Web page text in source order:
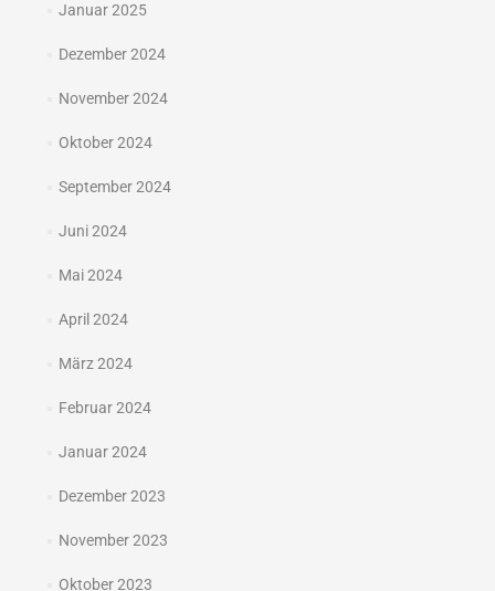
Januar 2025
Dezember 2024
November 2024
Oktober 2024
September 2024
Juni 2024
Mai 2024
April 2024
März 2024
Februar 2024
Januar 2024
Dezember 2023
November 2023
Oktober 2023